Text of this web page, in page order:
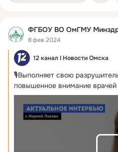
ФГБОУ ВО ОмГМУ
8 фев 2024
12 канал I Новости Омска
🎙Выполняет свою
повышенное внимание врачей